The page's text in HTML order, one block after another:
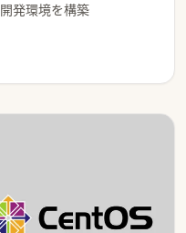
発環境を構築